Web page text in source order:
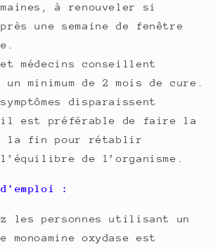
à renouveler si
une semaine de fenêtre
et médecins conseillent
un minimum de 2 mois de cure.
disparaissent
il est préférable de faire la
la fin pour rétablir
l’équilibre de l’organisme.
d'emploi :
les personnes utilisant un
oxydase est